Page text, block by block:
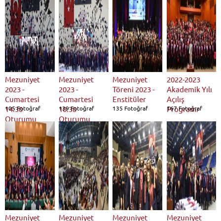
Mezuniyet
2023 -
Cumartesi
14.30
Oturumu
105 Fotoğraf
Mezuniyet
2023 -
Cumartesi
10.30
Oturumu
139 Fotoğraf
Mezuniyet
Töreni 2023 -
Enstitüler
135 Fotoğraf
2022-2023
Akademik Yılı
Açılış
Programı
167 Fotoğraf
Mezuniyet
Mezuniyet
Mezuniyet
Mezuniyet